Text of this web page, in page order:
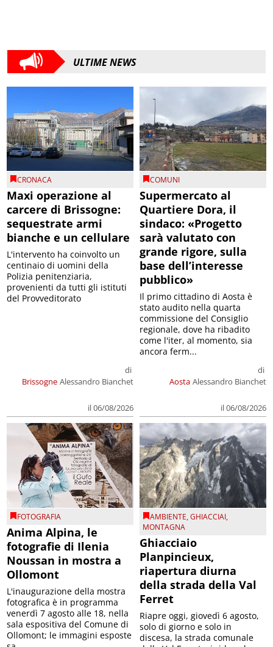
ULTIME NEWS
CRONACA
Maxi operazione al
carcere di Brissogne:
sequestrate armi
bianche e un cellulare
Brissogne
di
Alessandro Bianchet
il 06/08/2026
L'intervento ha coinvolto un
centinaio di uomini della
Polizia penitenziaria,
provenienti da tutti gli istituti
del Provveditorato
COMUNI
Supermercato al
Quartiere Dora, il
sindaco: «Progetto
sarà valutato con
grande rigore, sulla
base dell’interesse
pubblico»
Aosta
di
Alessandro Bianchet
il 06/08/2026
Il primo cittadino di Aosta è
stato audito nella quarta
commissione del Consiglio
regionale, dove ha ribadito
come l'iter, al momento, sia
ancora ferm...
FOTOGRAFIA
Anima Alpina, le
fotografie di Ilenia
Noussan in mostra a
Ollomont
L'inaugurazione della mostra
fotografica è in programma
venerdì 7 agosto alle 18, nella
sala espositiva del Comune di
Ollomont; le immagini esposte
AMBIENTE,GHIACCIAI,
MONTAGNA
Ghiacciaio
Planpincieux,
riapertura diurna
della strada della Val
Ferret
Riapre oggi, giovedì 6 agosto,
solo di giorno e solo in
discesa, la strada comunale